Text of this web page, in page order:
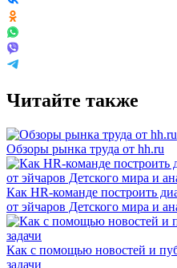
Читайте также
Обзоры рынка труда от hh.ru
Как HR-команде построить
от эйчаров Детского мира и
Как с помощью новостей и
задачи